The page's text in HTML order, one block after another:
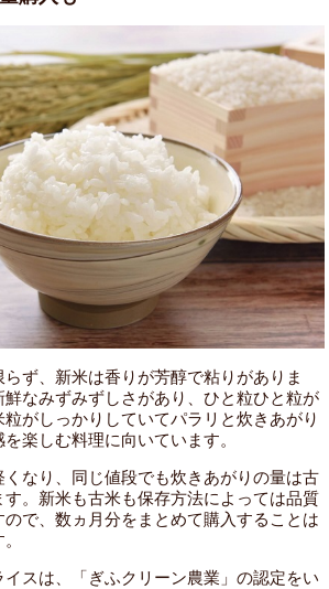
ず、新米は香りが芳醇で粘りがありま
なみずみずしさがあり、ひと粒ひと粒が
がしっかりしていてパラリと炊きあがり
楽しむ料理に向いています。
なり、同じ値段でも炊きあがりの量は古
。新米も古米も保存方法によっては品質
で、数ヵ月分をまとめて購入することは
スは、「ぎふクリーン農業」の認定をい